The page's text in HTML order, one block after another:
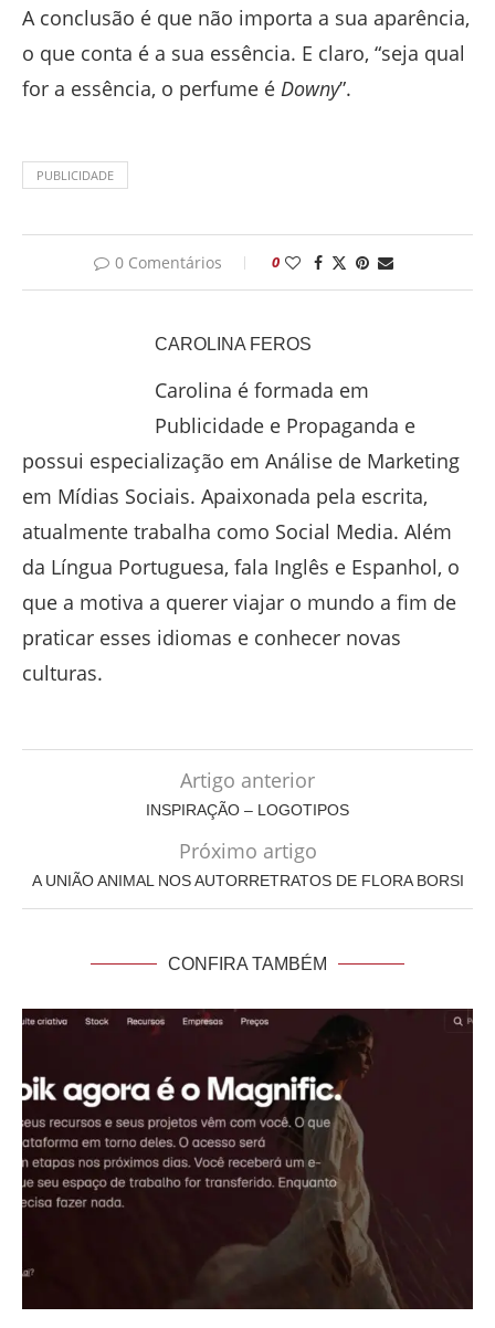
A conclusão é que não importa a sua aparência,
o que conta é a sua essência. E claro, “seja qual
for a essência, o perfume é Downy”.
PUBLICIDADE
0 Comentários 0
CAROLINA FEROS
Carolina é formada em
Publicidade e Propaganda e
possui especialização em Análise de Marketing
em Mídias Sociais. Apaixonada pela escrita,
atualmente trabalha como Social Media. Além
da Língua Portuguesa, fala Inglês e Espanhol, o
que a motiva a querer viajar o mundo a fim de
praticar esses idiomas e conhecer novas
culturas.
Artigo anterior
INSPIRAÇÃO – LOGOTIPOS
Próximo artigo
A UNIÃO ANIMAL NOS AUTORRETRATOS DE FLORA BORSI
CONFIRA TAMBÉM